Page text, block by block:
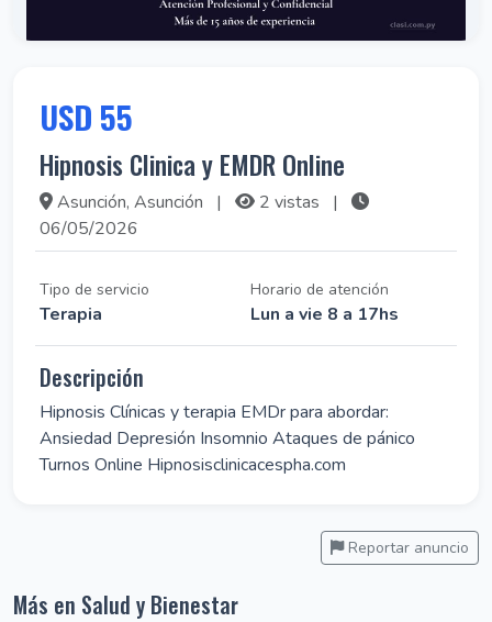
USD 55
Hipnosis Clinica y EMDR Online
Asunción, Asunción | 2 vistas
|
06/05/2026
Tipo de servicio
Terapia
Horario de atención
Lun a vie 8 a 17hs
Descripción
Hipnosis Clínicas y terapia EMDr para abordar:
Ansiedad Depresión Insomnio Ataques de pánico
Turnos Online Hipnosisclinicacespha.com
Reportar anuncio
Más en Salud y Bienestar